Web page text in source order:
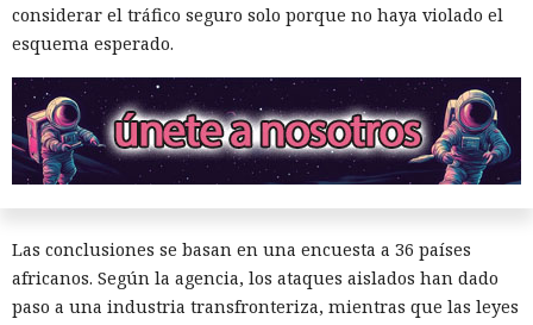
La ciberdelincuencia en África se está transformando cada
vez más en un negocio automatizado:
INTERPOL
de 2026, la inteligencia artificial contribuyó a la
comisión del 55% de los delitos cibernéticos registrados. La
tecnología ayuda a los delincuentes a acelerar las
operaciones, ampliar su alcance y eludir los sistemas de
Las conclusiones se basan en una encuesta a 36 países
africanos. Según la agencia, los ataques aislados han dado
paso a una industria transfronteriza, mientras que las leyes
considerar el tráfico seguro solo porque no haya violado el
esquema esperado.